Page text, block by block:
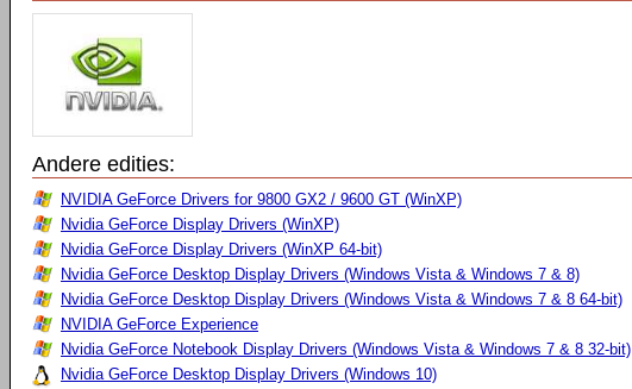
Andere edities:
NVIDIA GeForce Drivers for 9800 GX2 / 9600 GT (WinXP)
Nvidia GeForce Display Drivers (WinXP)
Nvidia GeForce Display Drivers (WinXP 64-bit)
Nvidia GeForce Desktop Display Drivers (Windows Vista & Windows 7 & 8)
Nvidia GeForce Desktop Display Drivers (Windows Vista & Windows 7 & 8 64-bit)
NVIDIA GeForce Experience
Nvidia GeForce Notebook Display Drivers (Windows Vista & Windows 7 & 8 32-bit)
Nvidia GeForce Desktop Display Drivers (Windows 10)